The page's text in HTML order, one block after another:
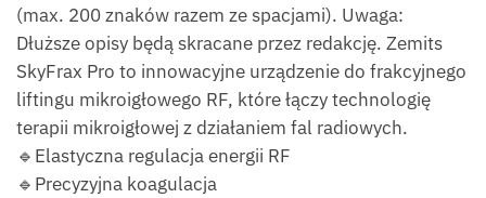
(max. 200 znaków razem ze spacjami). Uwaga:
Dłuższe opisy będą skracane przez redakcję. Zemits
SkyFrax Pro to innowacyjne urządzenie do frakcyjnego
liftingu mikroigłowego RF, które łączy technologię
terapii mikroigłowej z działaniem fal radiowych.
🔹Elastyczna regulacja energii RF
🔹Precyzyjna koagulacja